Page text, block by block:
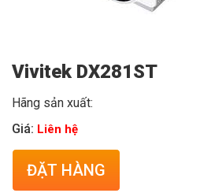
Vivitek DX281ST
Hãng sản xuất:
Giá: Liên hệ
ĐẶT HÀNG